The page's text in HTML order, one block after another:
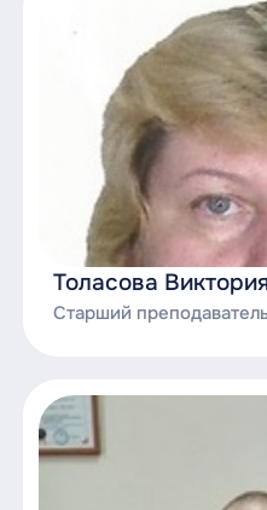
Толасова
Старший